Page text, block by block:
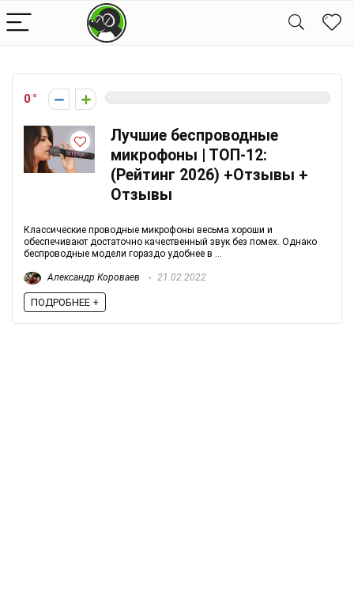
0
Лучшие беспроводные
микрофоны | ТОП-12:
(Рейтинг 2026) +Отзывы +
Отзывы
Классические проводные микрофоны весьма хороши и
обеспечивают достаточно качественный звук без помех. Однако
беспроводные модели гораздо удобнее в ...
Александр Короваев 21.02.2022
ПОДРОБНЕЕ +